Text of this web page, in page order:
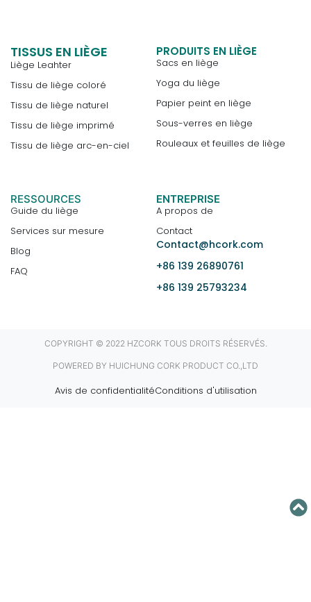
TISSUS EN LIÈGE
Liège Leahter
Tissu de liège coloré
Tissu de liège naturel
Tissu de liège imprimé
Tissu de liège arc-en-ciel
PRODUITS EN LIÈGE
Sacs en liège
Yoga du liège
Papier peint en liège
Sous-verres en liège
Rouleaux et feuilles de liège
RESSOURCES
Guide du liège
Services sur mesure
Blog
FAQ
ENTREPRISE
A propos de
Contact
Contact@hcork.com
+86 139 26890761
+86 139 25793234
COPYRIGHT © 2022 HZCORK TOUS DROITS RÉSERVÉS.
POWERED BY HUICHUNG CORK PRODUCT CO.,LTD
Avis de confidentialitéConditions d'utilisation